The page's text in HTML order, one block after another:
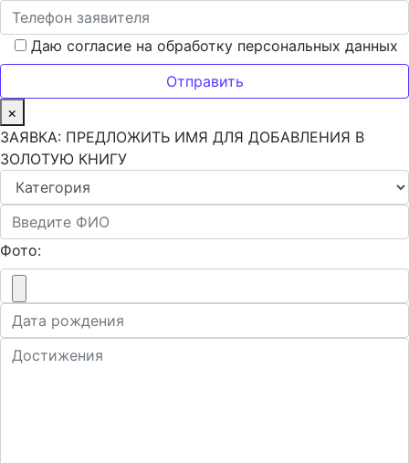
Даю согласие на обработку персональных данных
×
ЗАЯВКА: ПРЕДЛОЖИТЬ ИМЯ ДЛЯ ДОБАВЛЕНИЯ В
ЗОЛОТУЮ КНИГУ
Фото: